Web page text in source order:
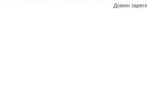
Домен